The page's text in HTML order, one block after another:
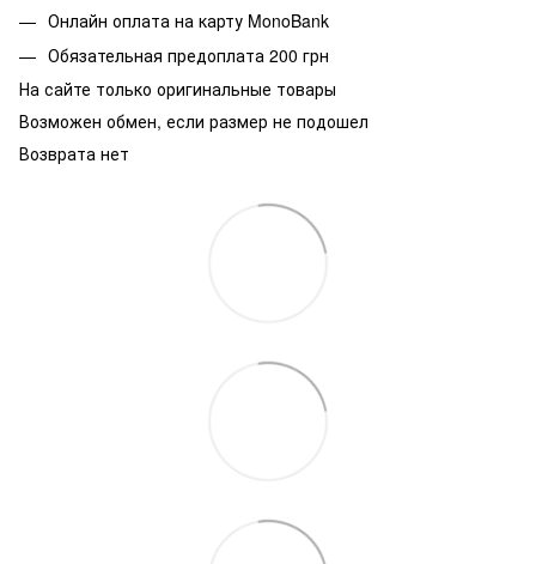
Онлайн оплата на карту MonoBank
Обязательная предоплата 200 грн
На сайте только оригинальные товары
Возможен обмен, если размер не подошел
Возврата нет